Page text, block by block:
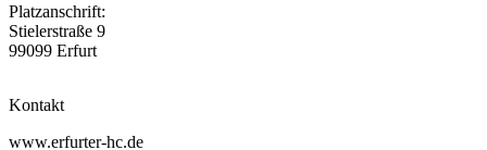
Platzanschrift:
Stielerstraße 9
99099 Erfurt
Kontakt
www.erfurter-hc.de